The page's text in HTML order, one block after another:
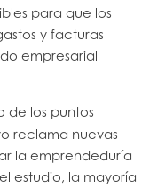
para que los
y facturas
empresarial
de los puntos
reclama nuevas
la emprendeduría
estudio, la mayoría